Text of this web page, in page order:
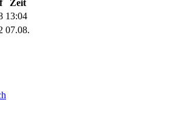
Zeit
13:04
07.08.